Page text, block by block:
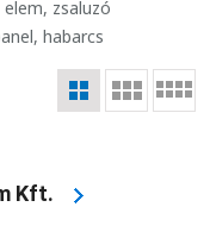
zsaluzó
habarcs
Kft.